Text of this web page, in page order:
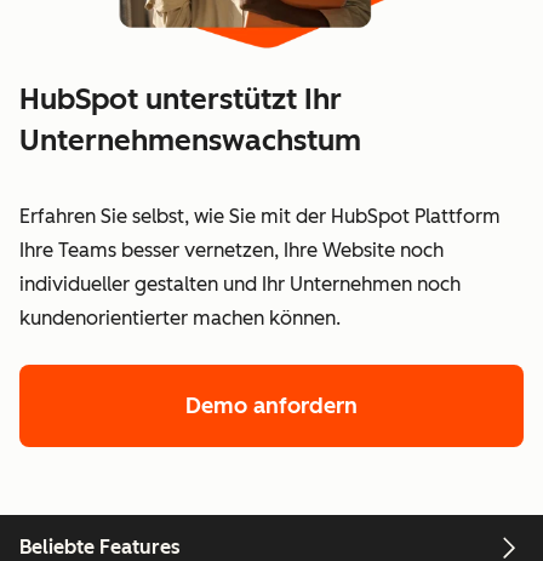
HubSpot unterstützt Ihr
Unternehmenswachstum
Erfahren Sie selbst, wie Sie mit der HubSpot Plattform
Ihre Teams besser vernetzen, Ihre Website noch
individueller gestalten und Ihr Unternehmen noch
kundenorientierter machen können.
Demo anfordern
Beliebte Features